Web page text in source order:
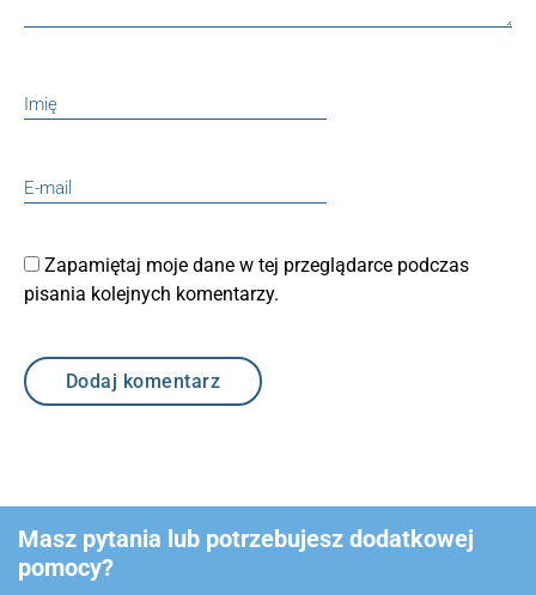
Zapamiętaj moje dane w tej przeglądarce podczas
pisania kolejnych komentarzy.
Masz pytania lub potrzebujesz dodatkowej
pomocy?